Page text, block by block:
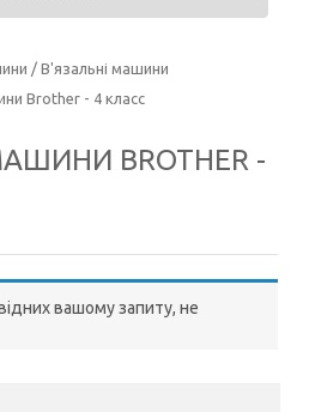
/ В'язальні машини
Brother - 4 класс
BROTHER -
вашому запиту, не